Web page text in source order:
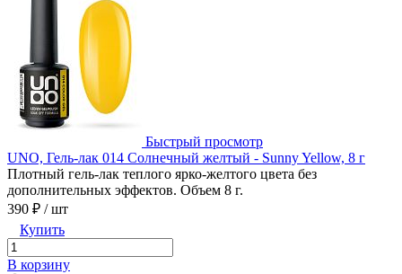
Быстрый просмотр
UNO, Гель-лак 014 Солнечный желтый - Sunny Yellow, 8 г
Плотный гель-лак теплого ярко-желтого цвета без
дополнительных эффектов. Объем 8 г.
390 ₽ / шт
Купить
В корзину